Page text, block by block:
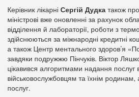
Керівник лікарні Сергій Дудка також
міністрові вже оновленні за рахунок
відділення й лабораторії, роботи з
здійснюються за міжнародні кредитні
а також Центр ментального здоров’я
завдяки подружжю Пінчуків. Віктор
цікавився алгоритмами надання послуг
військовослужбовцям та їхнім родинам,
послуг.